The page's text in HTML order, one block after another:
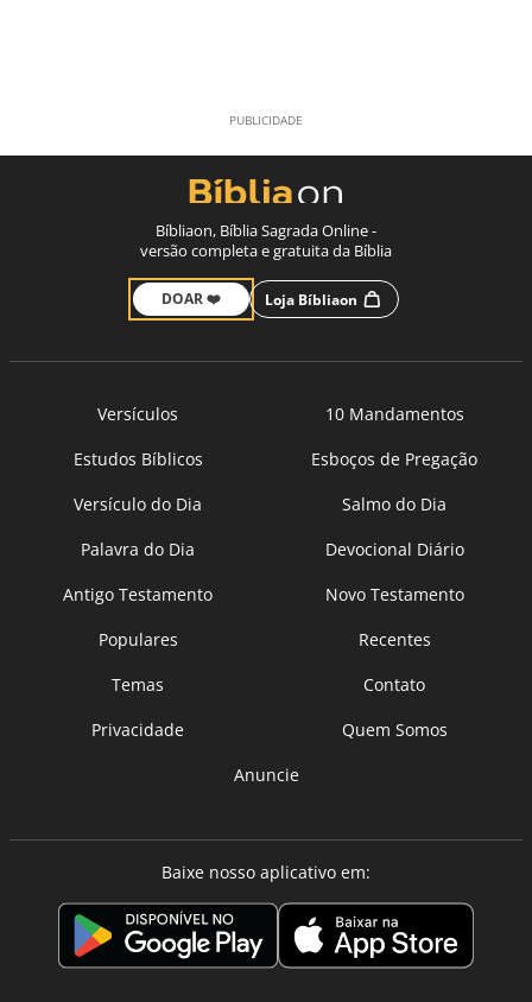
Bíbliaon, Bíblia Sagrada Online -
versão completa e gratuita da Bíblia
DOAR ❤️ Loja Bíbliaon
Versículos
10 Mandamentos
Estudos Bíblicos
Esboços de Pregação
Versículo do Dia
Salmo do Dia
Palavra do Dia
Devocional Diário
Antigo Testamento
Novo Testamento
Populares
Recentes
Temas
Contato
Privacidade
Quem Somos
Anuncie
Baixe nosso aplicativo em: